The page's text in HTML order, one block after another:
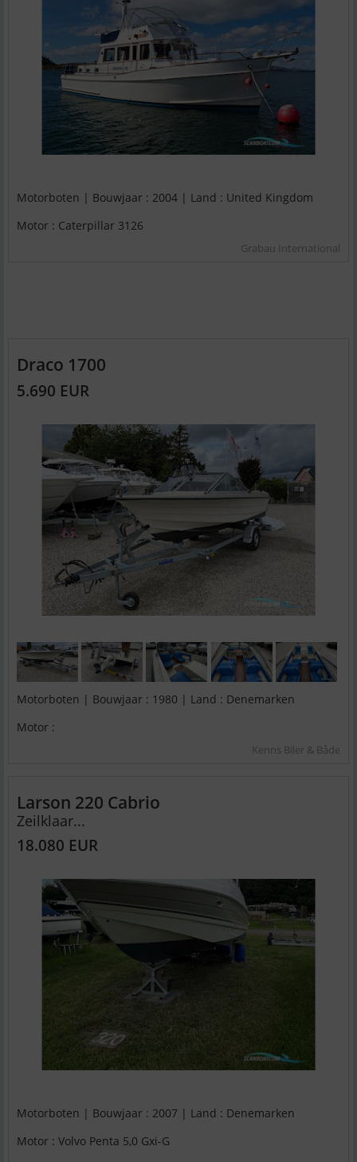
Motorboten | Bouwjaar : 2004 | Land : United Kingdom
Motor : Caterpillar 3126
Grabau International
Draco 1700
5.690 EUR
Motorboten | Bouwjaar : 1980 | Land : Denemarken
Motor :
Kenns Biler & Både
Larson 220 Cabrio
Zeilklaar...
18.080 EUR
Motorboten | Bouwjaar : 2007 | Land : Denemarken
Motor : Volvo Penta 5,0 Gxi-G